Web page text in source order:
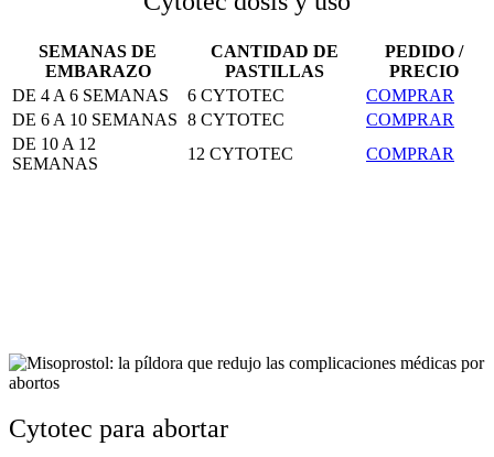
SEMANAS DE
EMBARAZO
CANTIDAD DE
PASTILLAS
PEDIDO /
PRECIO
DE 4 A 6 SEMANAS
6 CYTOTEC
COMPRAR
DE 6 A 10 SEMANAS 8 CYTOTEC
COMPRAR
DE 10 A 12
SEMANAS
12 CYTOTEC COMPRAR
Cytotec para abortar